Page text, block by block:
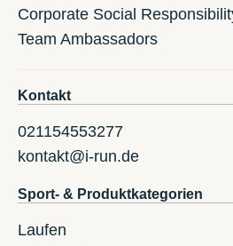
Corporate Social
Team Ambassadors
Kontakt
021154553277
kontakt@i-run.de
Sport- & Produktkategorien
Laufen